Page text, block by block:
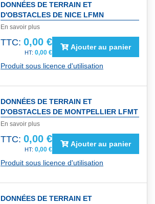
DONNÉES DE TERRAIN ET
D'OBSTACLES DE NICE LFMN
En savoir plus
TTC: 0,00 €
0,00 €
Ajouter au panier
Produit sous licence d'utilisation
DONNÉES DE TERRAIN ET
D'OBSTACLES DE MONTPELLIER LFMT
En savoir plus
TTC: 0,00 €
0,00 €
Ajouter au panier
Produit sous licence d'utilisation
DONNÉES DE TERRAIN ET